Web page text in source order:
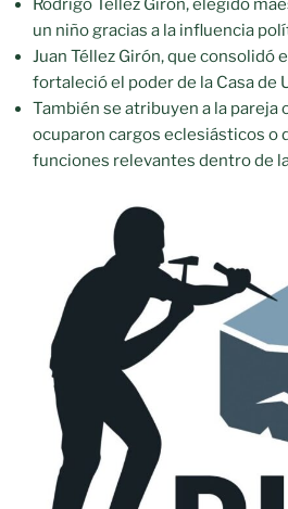
Rodrigo Téllez Girón, elegido
un niño gracias a la influencia
Juan Téllez Girón, que consolidó
fortaleció el poder de la Casa de
También se atribuyen a la pareja
ocuparon cargos eclesiásticos o
funciones relevantes dentro de